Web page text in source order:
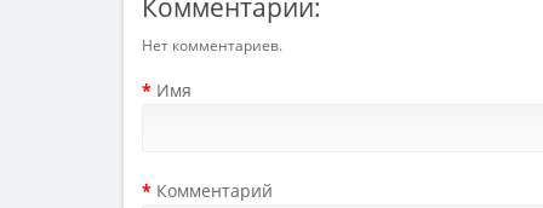
Комментарии:
Нет комментариев.
Имя
Комментарий